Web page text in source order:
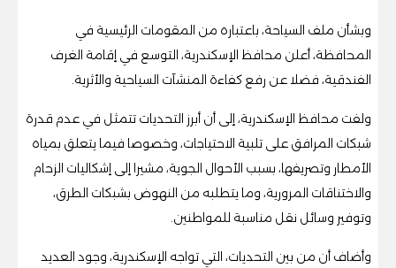
وبشأن ملف السياحة، باعتباره من المقومات الرئيسية في
المحافظة، أعلن محافظ الإسكندرية، التوسع في إقامة الغرف
الفندقية، فضلا عن رفع كفاءة المنشآت السياحية والأثرية.
ولفت محافظ الإسكندرية، إلى أن أبرز التحديات تتمثل في عدم قدرة
شبكات المرافق على تلبية الاحتياجات، وخصوصا فيما يتعلق بمياه
الأمطار وتصريفها، بسبب الأحوال الجوية، مشيرا إلى إشكاليات الزحام
والاختناقات المرورية، وما يتطلبه من النهوض بشبكات الطرق،
وتوفير وسائل نقل مناسبة للمواطنين.
وأضاف أن من بين التحديات، التي تواجه الإسكندرية، وجود العديد